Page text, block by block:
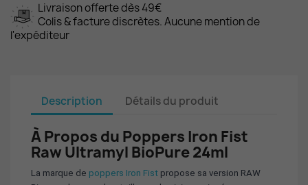
Livraison offerte dès 49€
Colis & facture discrètes. Aucune mention de
l'expéditeur
Description Détails du produit
À Propos du Poppers Iron Fist
Raw Ultramyl BioPure 24ml
La marque de poppers Iron Fist propose sa version RAW